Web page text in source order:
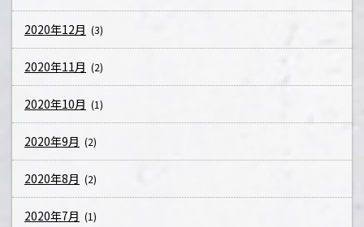
2020年12月 (3)
2020年11月 (2)
2020年10月 (1)
2020年9月 (2)
2020年8月 (2)
2020年7月 (1)